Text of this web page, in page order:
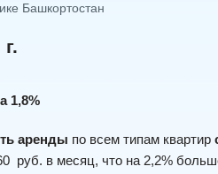
Башкортостан
1,8%
аренды по всем типам квартир
руб. в месяц, что на 2,2%